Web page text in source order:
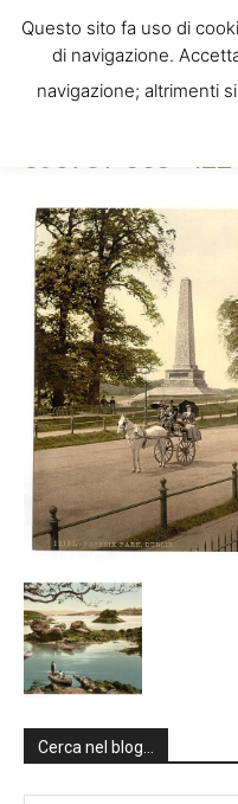
09878v-565×422
Cerca nel blog…
Questo sito fa uso di
di navigazione.
navigazione; altrimenti